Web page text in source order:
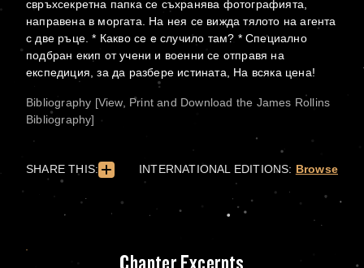
свръхсекретна папка се съхранява фотографията,
направена в моргата. На нея се вижда тялото на агента
с две ръце. * Какво се е случило там? * Специално
подбран екип от учени и военни се отправя на
експедиция, за да разбере истината, На всяка цена!
Bibliography [View, Print and Download the James Rollins
Bibliography]
SHARE THIS: INTERNATIONAL EDITIONS: Browse